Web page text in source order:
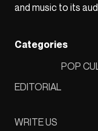
and music to its
Categories
EDITORIAL
POP
WRITE US